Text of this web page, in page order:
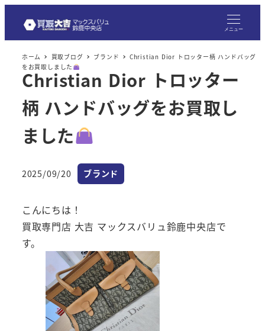
メニュー
ホーム 買取ブログ ブランド
Christian Dior トロッター柄 ハンドバッグ
をお買取しました
Christian Dior トロッター
柄 ハンドバッグをお買取し
ました
投稿日
2025/09/20 カテゴリー
ブランド
こんにちは！
買取専門店 大吉 マックスバリュ鈴鹿中央店で
す。